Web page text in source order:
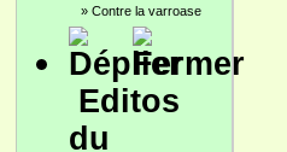
» Contre la varroase
Editos
du